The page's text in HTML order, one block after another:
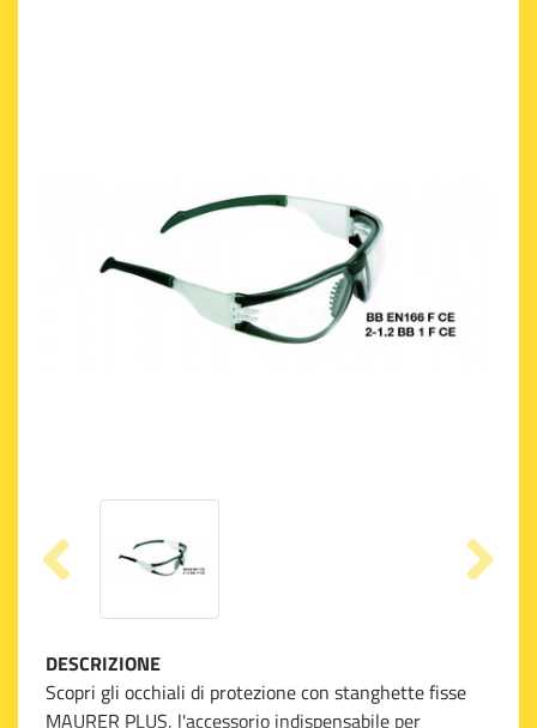
DESCRIZIONE
Scopri gli occhiali di protezione con stanghette fisse
MAURER PLUS, l'accessorio indispensabile per